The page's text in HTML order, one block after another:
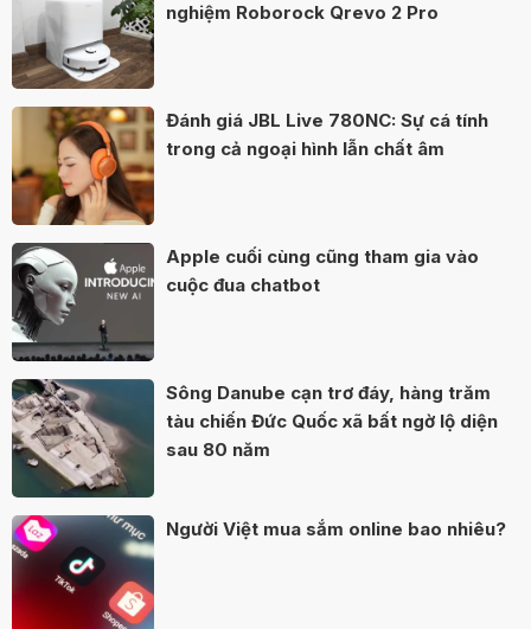
nghiệm Roborock Qrevo 2 Pro
Đánh giá JBL Live 780NC: Sự cá tính
trong cả ngoại hình lẫn chất âm
Apple cuối cùng cũng tham gia vào
cuộc đua chatbot
Sông Danube cạn trơ đáy, hàng trăm
tàu chiến Đức Quốc xã bất ngờ lộ diện
sau 80 năm
Người Việt mua sắm online bao nhiêu?